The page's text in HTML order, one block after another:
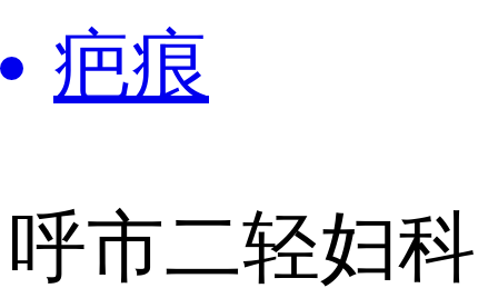
疤痕
呼市二轻妇科